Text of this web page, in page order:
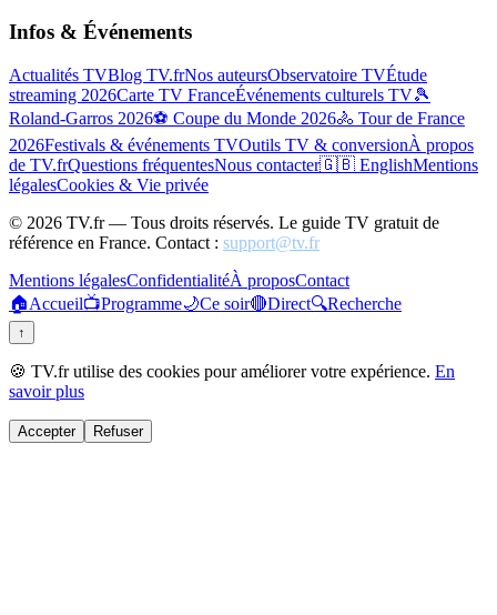
Infos & Événements
Actualités TVBlog TV.frNos auteursObservatoire TVÉtude
streaming 2026Carte TV FranceÉvénements culturels TV🎾
Roland-Garros 2026⚽ Coupe du Monde 2026🚴 Tour de France
2026Festivals & événements TVOutils TV & conversionÀ propos
de TV.frQuestions fréquentesNous contacter🇬🇧 EnglishMentions
légalesCookies & Vie privée
© 2026 TV.fr — Tous droits réservés. Le guide TV gratuit de
référence en France. Contact : support@tv.fr
Mentions légalesConfidentialitéÀ proposContact
🏠Accueil📺Programme🌙Ce soir🔴Direct🔍Recherche
↑
🍪 TV.fr utilise des cookies pour améliorer votre expérience. En
savoir plus
Accepter Refuser